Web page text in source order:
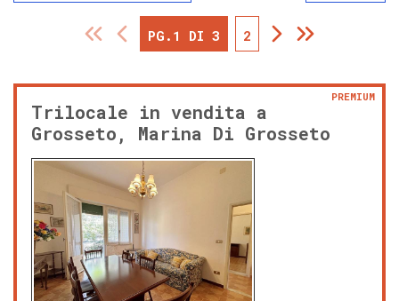
PG.1 DI 3 2
Trilocale in vendita a
Grosseto, Marina Di Grosseto
PREMIUM